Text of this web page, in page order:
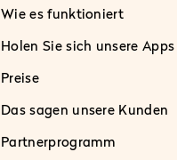
Wie es funktioniert
Holen Sie sich unsere Apps
Preise
Das sagen unsere Kunden
Partnerprogramm